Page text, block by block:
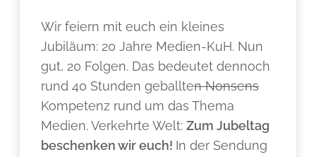
Wir feiern mit euch ein kleines
Jubiläum: 20 Jahre Medien-KuH. Nun
gut, 20 Folgen. Das bedeutet dennoch
rund 40 Stunden geballten Nonsens
Kompetenz rund um das Thema
Medien. Verkehrte Welt:Zum Jubeltag
beschenken wir euch! In der Sendung